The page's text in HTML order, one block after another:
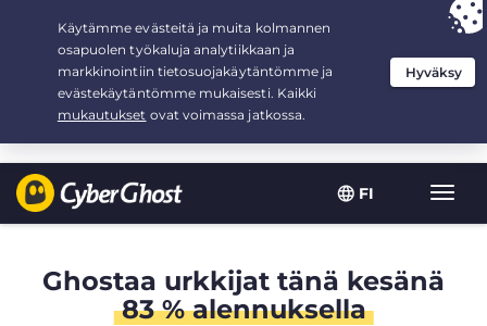
FI
Your choice:The Best Dealfor 2.1666666666667-years at $
/month
Ghostaa urkkijat tänä kesänä
83 % alennuksella